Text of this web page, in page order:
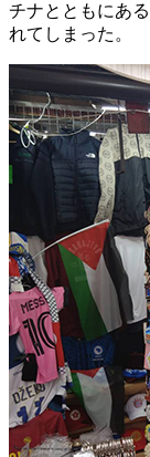
チナとともにあ
れてしまった。